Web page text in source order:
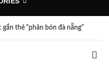
thẻ “phân bón đà nẵng”